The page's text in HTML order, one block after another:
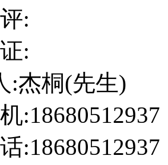
:
:
:杰桐(先生)
:18680512937
:18680512937